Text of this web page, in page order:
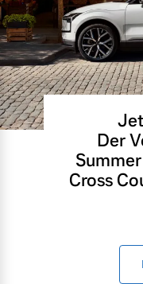
Der
Cross